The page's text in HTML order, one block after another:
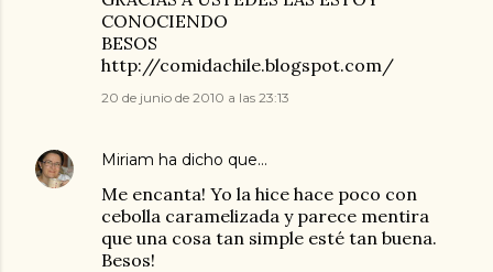
CONOCIENDO
BESOS
http://comidachile.blogspot.com/
20 de junio de 2010 a las 23:13
Miriam ha dicho que…
Me encanta! Yo la hice hace poco con
cebolla caramelizada y parece mentira
que una cosa tan simple esté tan buena.
Besos!